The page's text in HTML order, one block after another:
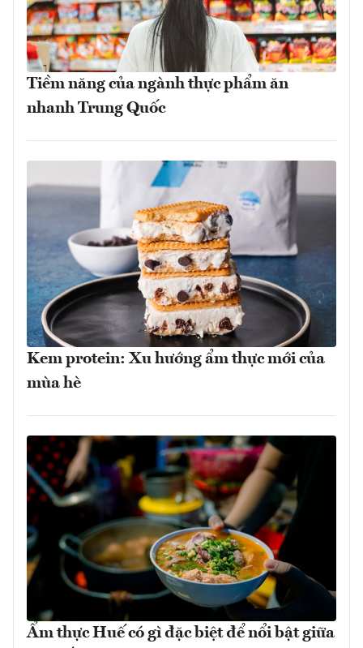
Tiềm năng của ngành thực phẩm ăn
nhanh Trung Quốc
Kem protein: Xu hướng ẩm thực mới của
mùa hè
Ẩm thực Huế có gì đặc biệt để nổi bật giữa